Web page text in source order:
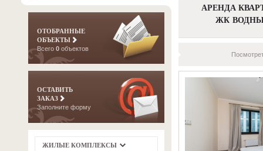
ОТОБРАННЫЕ
ОБЪЕКТЫ
Всего 0 объектов
ОСТАВИТЬ
ЗАКАЗ
Заполните форму
ЖИЛЫЕ КОМПЛЕКСЫ
АРЕНДА
ЖК